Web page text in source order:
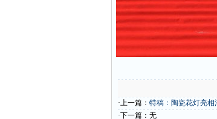
·上一篇： 特稿：陶瓷花灯亮相
·下一篇：无